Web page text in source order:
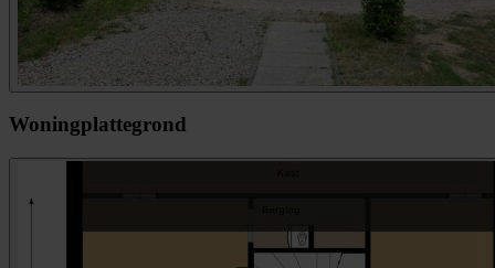
Woningplattegrond